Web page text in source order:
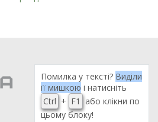
Помилка у тексті? Виділи
її мишкою і натисніть
Ctrl + F1
або клікни по
цьому блоку!